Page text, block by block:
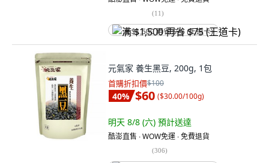
(11)
满 $1,500 再省 $75 (王道卡)
元氣家 養生黑豆, 200g, 1包
首購折扣價$100
40% $60 ($30.00/100g)
明天 8/8 (六) 預計送達
酷澎直售 ∙ WOW免運 ∙ 免費退貨
(306)